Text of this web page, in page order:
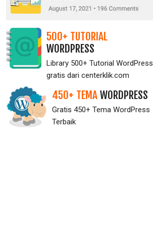
500+ TUTORIAL
WORDPRESS
Library 500+ Tutorial WordPress
gratis dari centerklik.com
450+ TEMAWORDPRESS
Gratis 450+ Tema WordPress
Terbaik